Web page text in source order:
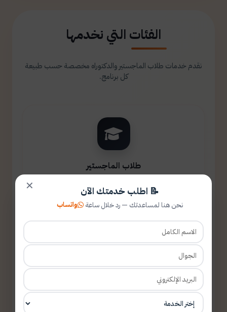
الفئات التي نخدمها
نقدم خدمات طلاب الماجستير والدكتوراه مخصصة حسب طبيعة
كل برنامج.
طلاب الماجستير
✕ 📝 اطلب خدمتك الآن
نحن هنا لمساعدتك — رد خلال ساعة واتساب